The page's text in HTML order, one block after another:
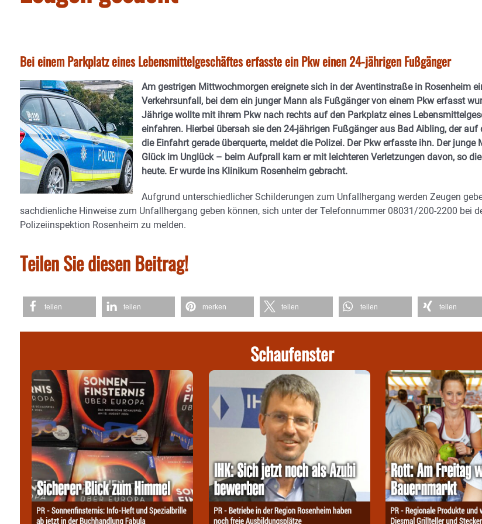
Bei einem Parkplatz eines Lebensmittelgeschäftes erfasste ein Pkw einen 24-jährigen Fußgänger
Am gestrigen Mittwochmorgen ereignete sich in der Aventinstraße in Rosenheim
Verkehrsunfall, bei dem ein junger Mann als Fußgänger von einem Pkw erfasst
Jährige wollte mit ihrem Pkw nach rechts auf den Parkplatz eines
einfahren. Hierbei übersah sie den 24-jährigen Fußgänger aus Bad Aibling, der auf
die Einfahrt gerade überquerte, meldet die Polizei. Der Pkw erfasste ihn. Der junge
Glück im Unglück – beim Aufprall kam er mit leichteren Verletzungen davon, so
heute. Er wurde ins Klinikum Rosenheim gebracht.
Aufgrund unterschiedlicher Schilderungen zum Unfallhergang werden Zeugen
sachdienliche Hinweise zum Unfallhergang geben können, sich unter der Telefonnummer 08031/200-2200 bei
Polizeiinspektion Rosenheim zu melden.
Teilen Sie diesen Beitrag!
teilen teilen merken teilen teilen teilen
Schaufenster